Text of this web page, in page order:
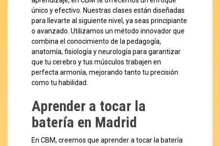
único y efectivo. Nuestras clases están diseñadas
para llevarte al siguiente nivel, ya seas principiante
o avanzado. Utilizamos un método innovador que
combina el conocimiento de la pedagogía,
anatomía, fisiología y neurología para garantizar
que tu cerebro y tus músculos trabajen en
perfecta armonía, mejorando tanto tu precisión
como tu habilidad.
Aprender a tocar la
batería en Madrid
En CBM, creemos que aprender a tocar la batería